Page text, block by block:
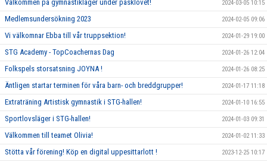
Välkommen på gymnastikläger under påsklovet! 2024-03-05 10:15
Medlemsundersökning 2023 2024-02-05 09:06
Vi välkomnar Ebba till vår truppsektion! 2024-01-29 19:00
STG Academy - TopCoachernas Dag 2024-01-26 12:04
Folkspels storsatsning JOYNA ! 2024-01-26 08:25
Äntligen startar terminen för våra barn- och breddgrupper! 2024-01-17 11:18
Extraträning Artistisk gymnastik i STG-hallen! 2024-01-10 16:55
Sportlovsläger i STG-hallen! 2024-01-03 09:31
Välkommen till teamet Olivia! 2024-01-02 11:33
Stötta vår förening! Köp en digital uppesittarlott ! 2023-12-25 10:17